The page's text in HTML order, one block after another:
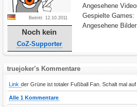
Beitritt: 12.10.2011
Noch kein
CoZ-Supporter
Angesehene
Gespielte Games:
Angesehene
truejoker's Kommentare
Link der Grüne ist totaler Fußball Fan. Schalt mal auf
Alle 1 Kommentare